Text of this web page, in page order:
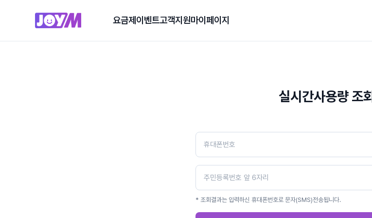
요금제 이벤트고객지원마이페이지
실시간사용량 조회
* 조회결과는 입력하신 휴대폰번호로 문자(SMS)전송됩니다.